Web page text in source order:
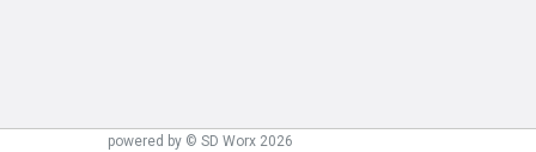
powered by © SD Worx 2026